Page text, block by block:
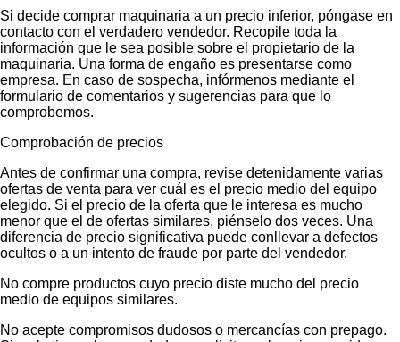
Si decide comprar maquinaria a un precio inferior, póngase en
contacto con el verdadero vendedor. Recopile toda la
información que le sea posible sobre el propietario de la
maquinaria. Una forma de engaño es presentarse como
empresa. En caso de sospecha, infórmenos mediante el
formulario de comentarios y sugerencias para que lo
comprobemos.
Comprobación de precios
Antes de confirmar una compra, revise detenidamente varias
ofertas de venta para ver cuál es el precio medio del equipo
elegido. Si el precio de la oferta que le interesa es mucho
menor que el de ofertas similares, piénselo dos veces. Una
diferencia de precio significativa puede conllevar a defectos
ocultos o a un intento de fraude por parte del vendedor.
No compre productos cuyo precio diste mucho del precio
medio de equipos similares.
No acepte compromisos dudosos o mercancías con prepago.